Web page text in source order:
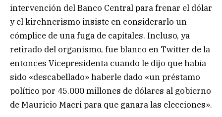
intervención del Banco Central para frenar el dólar
y el kirchnerismo insiste en considerarlo un
cómplice de una fuga de capitales. Incluso, ya
retirado del organismo, fue blanco en Twitter de la
entonces Vicepresidenta cuando le dijo que había
sido «descabellado» haberle dado «un préstamo
político por 45.000 millones de dólares al gobierno
de Mauricio Macri para que ganara las elecciones».